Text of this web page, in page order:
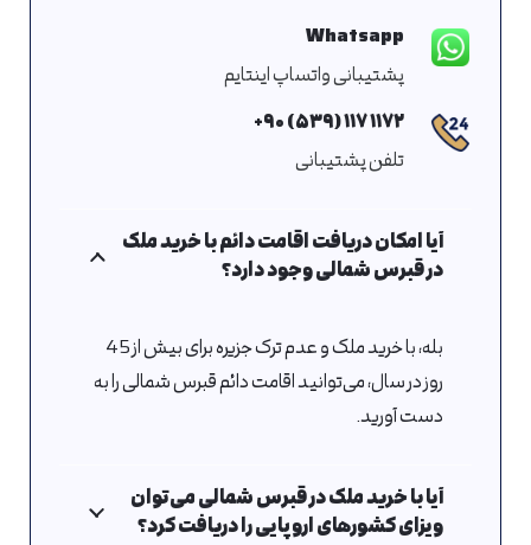
Whatsapp
پشتیبانی واتساپ اینتایم
۱۱۷۲ ۱۱۷ (۵۳۹) ۹۰+
تلفن پشتیبانی
آیا امکان دریافت اقامت دائم با خرید ملک
در قبرس شمالی وجود دارد؟
بله، با خرید ملک و عدم ترک جزیره برای بیش از 45
روز در سال، می‌توانید اقامت دائم قبرس شمالی را به
دست آورید.
آیا با خرید ملک در قبرس شمالی می‌توان
ویزای کشورهای اروپایی را دریافت کرد؟